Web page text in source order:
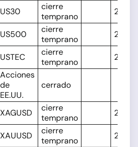
US30
cierre
temprano
20:00
US500
cierre
temprano
20:00
USTEC
cierre
temprano
20:00
Acciones
de
EE.UU.
cerrado
XAGUSD
cierre
temprano
20:30
XAUUSD
cierre
temprano
20:30